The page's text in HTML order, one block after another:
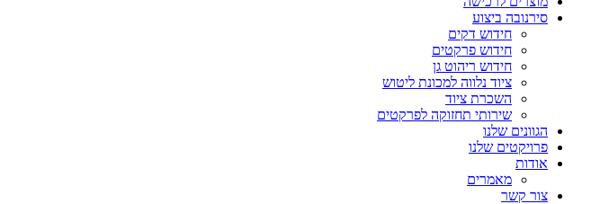
סירנובה ביצוע
חידוש דקים
חידוש פרקטים
חידוש ריהוט גן
ציוד נלווה למכונת ליטוש
השכרת ציוד
שירותי תחזוקה לפרקטים
הגוונים שלנו
פרויקטים שלנו
אודות
מאמרים
צור קשר